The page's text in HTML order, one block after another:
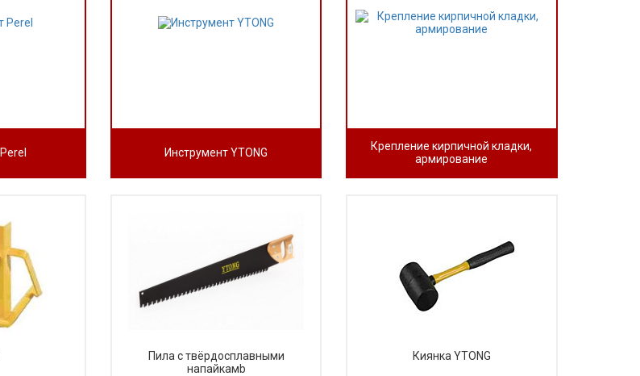
Инструмент YTONG
Крепление кирпичной кладки,
армирование
Пила с твёрдосплавными
напайкамb
Киянка YTONG